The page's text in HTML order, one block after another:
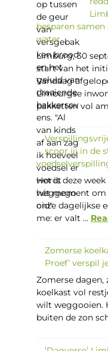
besparen
water
Limburg, 30
start van het
Vandaag
Limburgse
pakketten vol
scoor jij in de
Het is deze
hét moment om
onze dagelijkse
me: er valt ...
Zomerse
Proef’ verspil
Zomerse dagen,
koelkast vol
wilt weggooien.
buiten de zon